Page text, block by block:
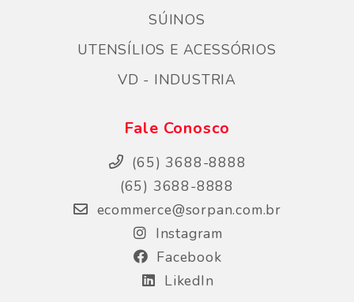
SÚINOS
UTENSÍLIOS E ACESSÓRIOS
VD - INDUSTRIA
Fale Conosco
(65) 3688-8888
(65) 3688-8888
ecommerce@sorpan.com.br
Instagram
Facebook
LikedIn